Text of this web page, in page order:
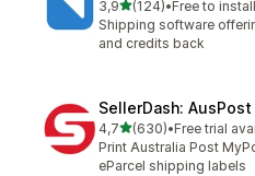
3,9av 5 stjerner
(124)
Totalt 124 omtaler
•Free to install
Shipping software
and credits back
SellerDash:
4,7av 5 stjerner
(630)
Totalt 630 omtaler
•Free trial
Print Australia Post
eParcel shipping labels